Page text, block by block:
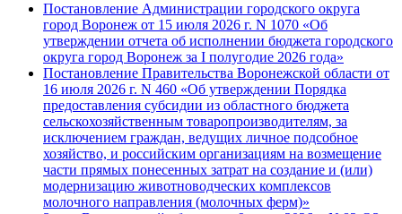
Постановление Администрации городского округа
город Воронеж от 15 июля 2026 г. N 1070 «Об
утверждении отчета об исполнении бюджета городского
округа город Воронеж за I полугодие 2026 года»
Постановление Правительства Воронежской области от
16 июля 2026 г. N 460 «Об утверждении Порядка
предоставления субсидии из областного бюджета
сельскохозяйственным товаропроизводителям, за
исключением граждан, ведущих личное подсобное
хозяйство, и российским организациям на возмещение
части прямых понесенных затрат на создание и (или)
модернизацию животноводческих комплексов
молочного направления (молочных ферм)»